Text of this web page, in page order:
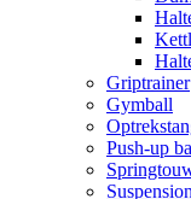
Griptrainer
Gymball
Push-up